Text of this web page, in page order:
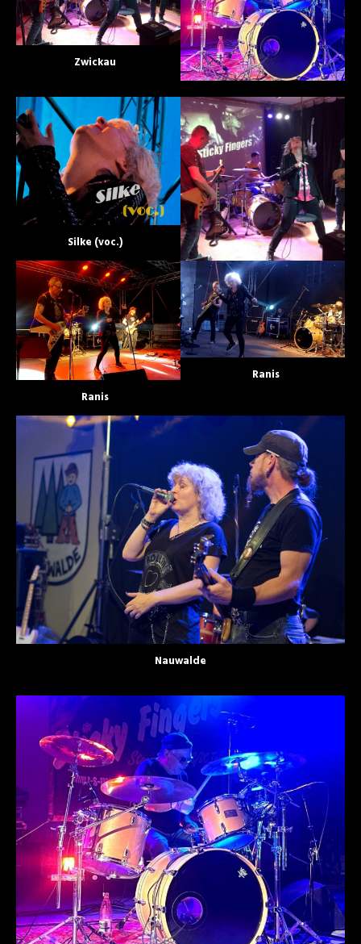
Zwickau
Silke (voc.)
Ranis
Ranis
Nauwalde